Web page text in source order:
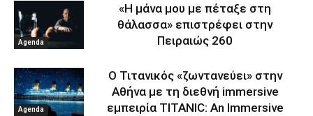
Agenda
«Η μάνα μου με πέταξε στη
θάλασσα» επιστρέφει στην
Πειραιώς 260
Agenda
Ο Τιτανικός «ζωντανεύει» στην
Αθήνα με τη διεθνή immersive
εμπειρία TITANIC: An Immersive